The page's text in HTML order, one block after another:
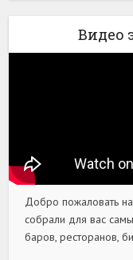
Видео
Добро пожаловать
собрали для вас
баров, ресторанов,